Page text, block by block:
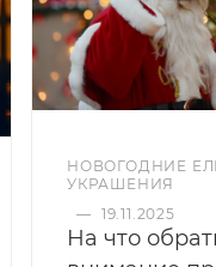
НОВОГОДНИЕ
УКРАШЕНИЯ
— 19.11.2025
На что